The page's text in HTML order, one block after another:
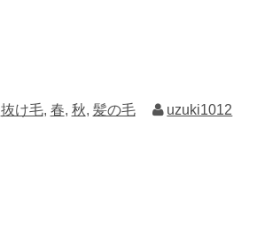
抜け毛, 春, 秋, 髪の毛 uzuki1012